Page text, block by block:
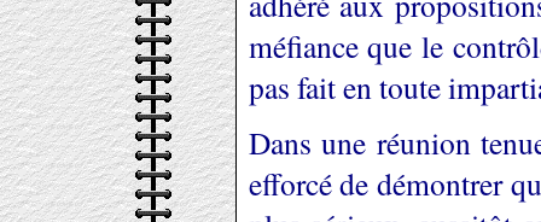
méfiance que le
pas fait en toute
Dans une réunion
efforcé de démontrer